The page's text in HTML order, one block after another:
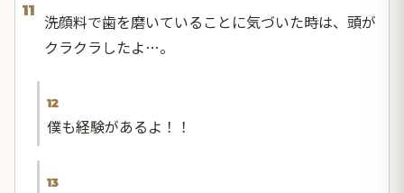
11
洗顔料で歯を磨いていることに気づいた時は、頭が
クラクラしたよ…。
12
僕も経験があるよ！！
13